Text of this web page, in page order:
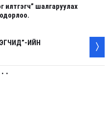
шалгаруулах
ИЙН
.